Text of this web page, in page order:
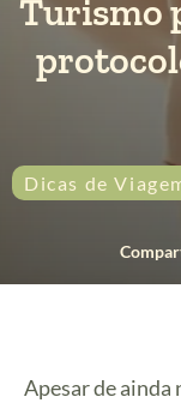
Turismo
Dicas de
Apesar de ainda